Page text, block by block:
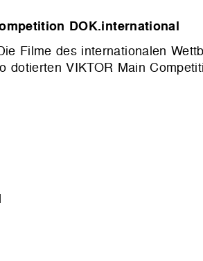
DOK.international
Filme des internationalen
dotierten VIKTOR Main